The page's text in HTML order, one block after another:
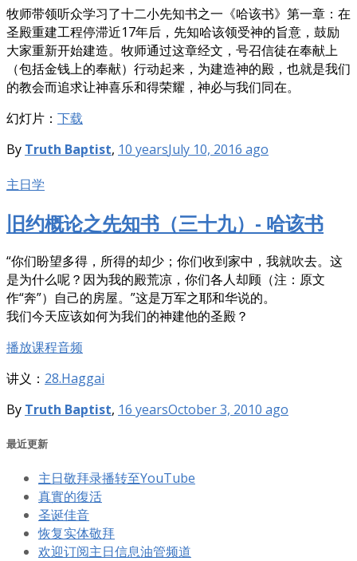
牧师带领听众学习了十二小先知书之一《哈该书》第一章：在
圣殿重建工程停滞近17年后，先知哈该领受神的旨意，鼓励
大家重新开始建造。牧师通过这章经文，号召信徒在奉献上
（包括金钱上的奉献）行动起来，为建造神的殿，也就是我们
的教会而追求让神喜乐和得荣耀，神必与我们同在。
幻灯片： 下载
By Truth Baptist, 10 yearsJuly 10, 2016 ago
主日学
旧约概论之先知书（三十九）- 哈该书
“你们盼望多得，所得的却少；你们收到家中，我就吹去。这
是为什么呢？因为我的殿荒凉，你们各人却顾（注：原文
作“奔”）自己的房屋。”这是万军之耶和华说的。
我们今天应该如何为我们的神建他的圣殿？
播放课程音频
讲义： 28.Haggai
By Truth Baptist, 16 yearsOctober 3, 2010 ago
最近更新
主日敬拜录播转至YouTube
真實的復活
圣诞佳音
恢复实体敬拜
欢迎订阅主日信息油管频道